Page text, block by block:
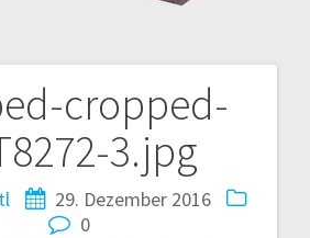
cropped-
3.jpg
29. Dezember 2016
0